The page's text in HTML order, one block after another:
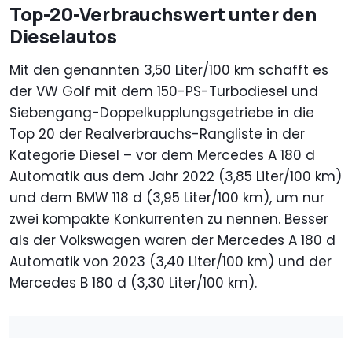
Top-20-Verbrauchswert unter den
Dieselautos
Mit den genannten 3,50 Liter/100 km schafft es
der VW Golf mit dem 150-PS-Turbodiesel und
Siebengang-Doppelkupplungsgetriebe in die
Top 20 der Realverbrauchs-Rangliste in der
Kategorie Diesel – vor dem Mercedes A 180 d
Automatik aus dem Jahr 2022 (3,85 Liter/100 km)
und dem BMW 118 d (3,95 Liter/100 km), um nur
zwei kompakte Konkurrenten zu nennen. Besser
als der Volkswagen waren der Mercedes A 180 d
Automatik von 2023 (3,40 Liter/100 km) und der
Mercedes B 180 d (3,30 Liter/100 km).